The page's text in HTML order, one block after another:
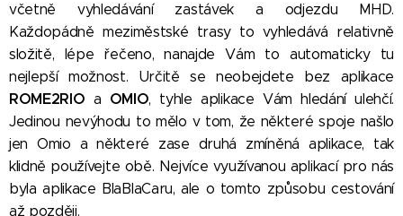
včetně vyhledávání zastávek a odjezdu MHD.
Každopádně meziměstské trasy to vyhledává relativně
složitě, lépe řečeno, nanajde Vám to automaticky tu
nejlepší možnost. Určitě se neobejdete bez aplikace
ROME2RIO a OMIO, tyhle aplikace Vám hledání ulehčí.
Jedinou nevýhodu to mělo v tom, že některé spoje našlo
jen Omio a některé zase druhá zmíněná aplikace, tak
klidně používejte obě. Nejvíce využívanou aplikací pro nás
byla aplikace BlaBlaCaru, ale o tomto způsobu cestování
až později.